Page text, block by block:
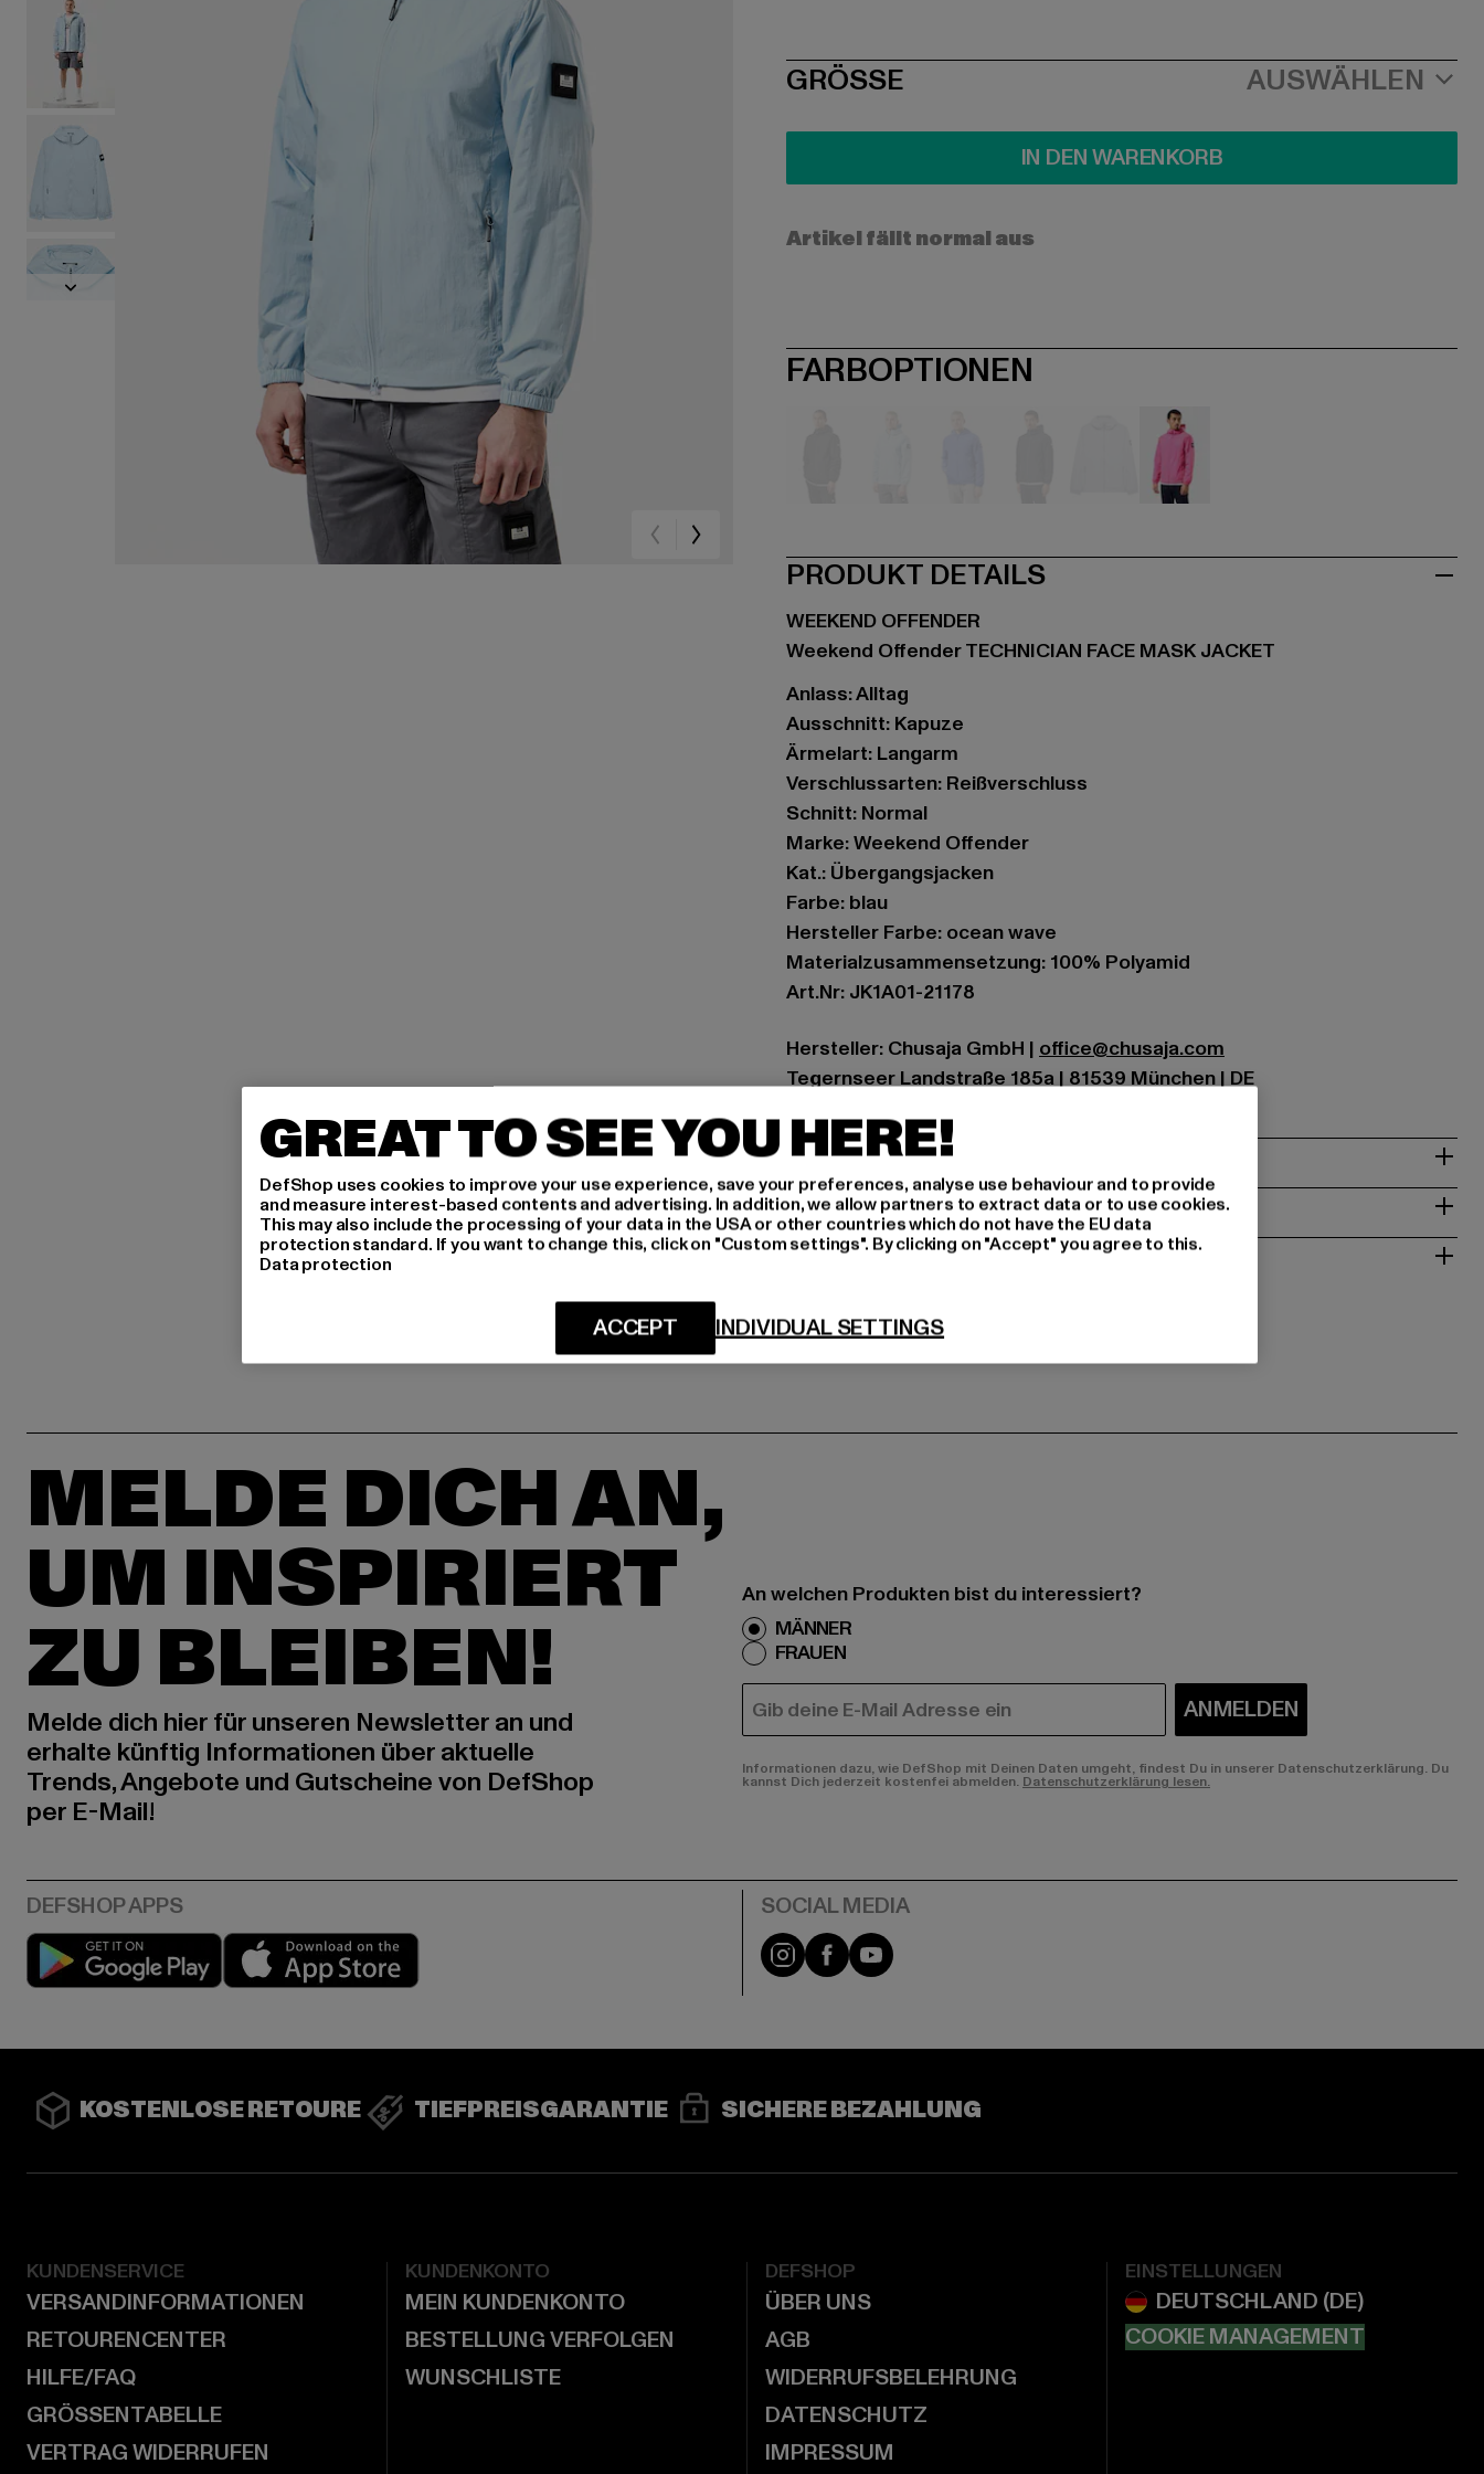
SIZE
GRÖSSE AUSWÄHLEN
IN DEN WARENKORB
Artikel fällt normal aus
FARBOPTIONEN
PRODUKT DETAILS
WEEKEND OFFENDER
Weekend Offender TECHNICIAN FACE MASK JACKET
Anlass: Alltag
Ausschnitt: Kapuze
Ärmelart: Langarm
Verschlussarten: Reißverschluss
Schnitt: Normal
Marke: Weekend Offender
Kat.: Übergangsjacken
Farbe: blau
Hersteller Farbe: ocean wave
Materialzusammensetzung: 100% Polyamid
Art.Nr: JK1A01-21178
Hersteller: Chusaja GmbH | office@chusaja.com
Tegernseer Landstraße 185a | 81539 München | DE
GRÖSSE & PASSFORM
PFLEGEHINWEISE
LIEFERUNG & RÜCKGABE
MELDE DICH AN,
UM INSPIRIERT
ZU BLEIBEN!
Melde dich hier für unseren Newsletter an und
erhalte künftig Informationen über aktuelle
Trends, Angebote und Gutscheine von DefShop
per E-Mail!
An welchen Produkten bist du interessiert?
MÄNNER
FRAUEN
E-MAIL ANMELDEN
Informationen dazu, wie DefShop mit Deinen Daten umgeht, findest Du in unserer Datenschutzerklärung. Du
kannst Dich jederzeit kostenfei abmelden. Datenschutzerklärung lesen.
Play market Instagram
FacebookYouTube
KOSTENLOSE RETOURE TIEFPREISGARANTIE SICHERE BEZAHLUNG
KUNDENSERVICE
VERSANDINFORMATIONEN
RETOURENCENTER
HILFE/FAQ
GRÖSSENTABELLE
VERTRAG WIDERRUFEN
KUNDENKONTO
MEIN KUNDENKONTO
BESTELLUNG VERFOLGEN
WUNSCHLISTE
DEFSHOP
ÜBER UNS
AGB
WIDERRUFSBELEHRUNG
DATENSCHUTZ
IMPRESSUM
EINSTELLUNGEN
COOKIE MANAGEMENT
GREAT TO SEE YOU HERE!
DefShop uses cookies to improve your use experience, save your preferences, analyse use behaviour and to provide
and measure interest-based contents and advertising. In addition, we allow partners to extract data or to use cookies.
This may also include the processing of your data in the USA or other countries which do not have the EU data
protection standard. If you want to change this, click on "Custom settings". By clicking on "Accept" you agree to this.
Data protection
INDIVIDUAL SETTINGS
ACCEPT